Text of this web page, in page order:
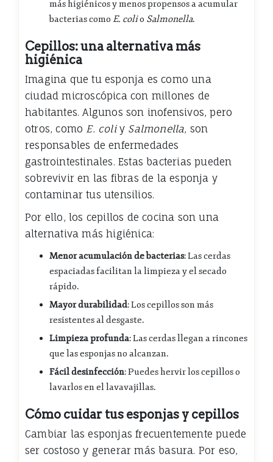
más higiénicos y menos propensos a acumular
bacterias como E. colio Salmonella.
Cepillos: una alternativa más
higiénica
Imagina que tu esponja es como una
ciudad microscópica con millones de
habitantes. Algunos son inofensivos, pero
otros, como E. coliy Salmonella, son
responsables de enfermedades
gastrointestinales. Estas bacterias pueden
sobrevivir en las fibras de la esponja y
contaminar tus utensilios.
Por ello, los cepillos de cocina son una
alternativa más higiénica:
Menor acumulación de bacterias: Las cerdas
espaciadas facilitan la limpieza y el secado
rápido.
Mayor durabilidad: Los cepillos son más
resistentes al desgaste.
Limpieza profunda: Las cerdas llegan a rincones
que las esponjas no alcanzan.
Fácil desinfección: Puedes hervir los cepillos o
lavarlos en el lavavajillas.
Cómo cuidar tus esponjas y cepillos
Cambiar las esponjas frecuentemente puede
ser costoso y generar más basura. Por eso,